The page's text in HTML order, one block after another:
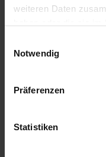
weiteren Daten
Notwendig
Präferenzen
Statistiken
Mit der am Markt
WAREMA gehen Sie auf
auch ungeplante
Homepagevon WAREMA